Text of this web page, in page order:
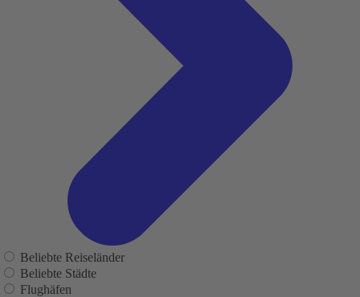
Beliebte Reiseländer
Beliebte Städte
Flughäfen